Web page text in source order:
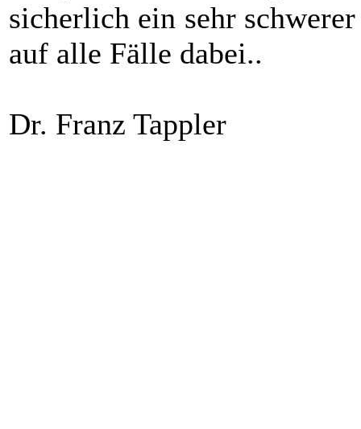
sicherlich ein sehr
auf alle Fälle dabei..
Dr. Franz Tappler